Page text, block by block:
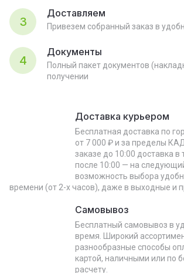
3
Доставляем
Привезем собранный заказ в
4
Документы
Полный пакет документов
получении
Доставка курьером
Бесплатная доставка по
от 7 000 ₽ и за пределы
заказе до 10:00 доставка в
после 10:00 — на
возможность выбора
времени (от 2-х часов), даже в выходные и
Самовывоз
Бесплатный самовывоз в
время. Широкий
разнообразные способы
картой, наличными или по
расчету.